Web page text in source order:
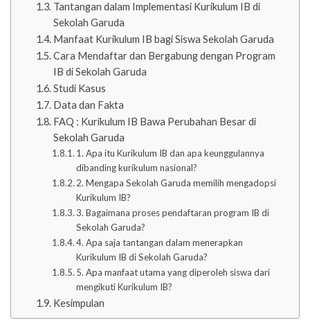
Tantangan dalam Implementasi Kurikulum IB di
Sekolah Garuda
Manfaat Kurikulum IB bagi Siswa Sekolah Garuda
Cara Mendaftar dan Bergabung dengan Program
IB di Sekolah Garuda
Studi Kasus
Data dan Fakta
FAQ : Kurikulum IB Bawa Perubahan Besar di
Sekolah Garuda
1. Apa itu Kurikulum IB dan apa keunggulannya
dibanding kurikulum nasional?
2. Mengapa Sekolah Garuda memilih mengadopsi
Kurikulum IB?
3. Bagaimana proses pendaftaran program IB di
Sekolah Garuda?
4. Apa saja tantangan dalam menerapkan
Kurikulum IB di Sekolah Garuda?
5. Apa manfaat utama yang diperoleh siswa dari
mengikuti Kurikulum IB?
Kesimpulan